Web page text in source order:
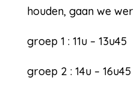
houden, gaan we
groep 1 : 11u – 13u45
groep 2 : 14u – 16u45